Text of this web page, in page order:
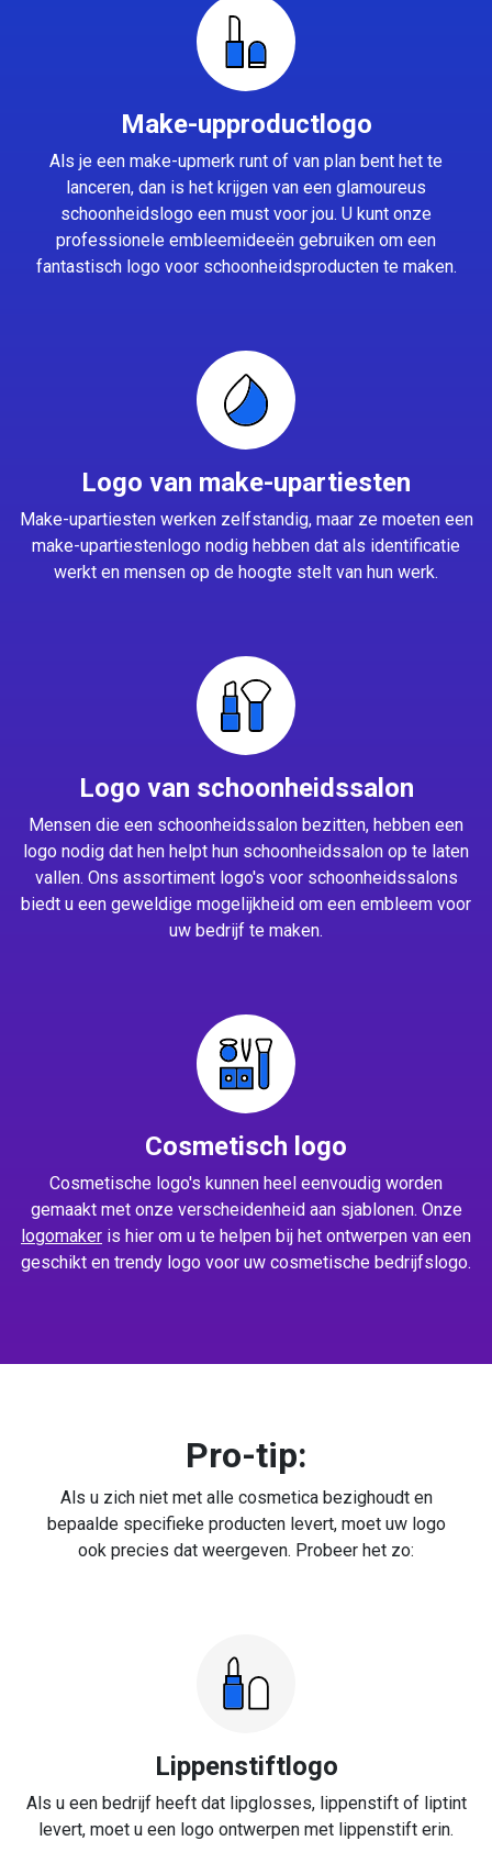
Make-upproductlogo
Als je een make-upmerk runt of van plan bent het te
lanceren, dan is het krijgen van een glamoureus
schoonheidslogo een must voor jou. U kunt onze
professionele embleemideeën gebruiken om een
fantastisch logo voor schoonheidsproducten te maken.
Logo van make-upartiesten
Make-upartiesten werken zelfstandig, maar ze moeten een
make-upartiestenlogo nodig hebben dat als identificatie
werkt en mensen op de hoogte stelt van hun werk.
Logo van schoonheidssalon
Mensen die een schoonheidssalon bezitten, hebben een
logo nodig dat hen helpt hun schoonheidssalon op te laten
vallen. Ons assortiment logo's voor schoonheidssalons
biedt u een geweldige mogelijkheid om een embleem voor
uw bedrijf te maken.
Cosmetisch logo
Cosmetische logo's kunnen heel eenvoudig worden
gemaakt met onze verscheidenheid aan sjablonen. Onze
logomaker is hier om u te helpen bij het ontwerpen van een
geschikt en trendy logo voor uw cosmetische bedrijfslogo.
Pro-tip:
Als u zich niet met alle cosmetica bezighoudt en
bepaalde specifieke producten levert, moet uw logo
ook precies dat weergeven. Probeer het zo:
Lippenstiftlogo
Als u een bedrijf heeft dat lipglosses, lippenstift of liptint
levert, moet u een logo ontwerpen met lippenstift erin.